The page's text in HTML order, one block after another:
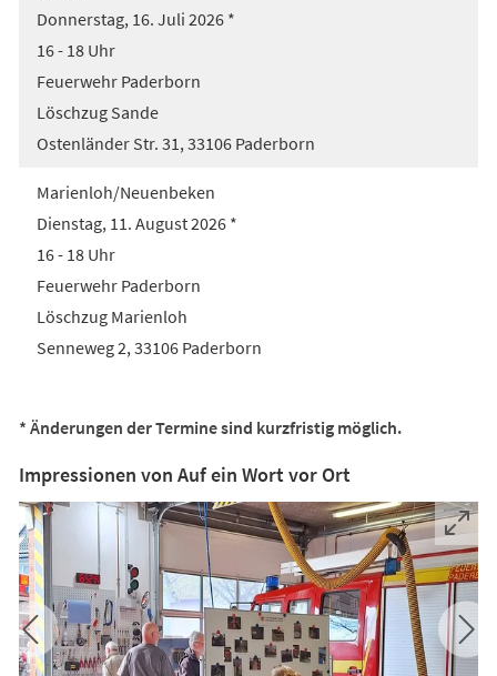
Donnerstag, 16. Juli 2026 *
16 - 18 Uhr
Feuerwehr Paderborn
Löschzug Sande
Ostenländer Str. 31, 33106 Paderborn
Marienloh/Neuenbeken
Dienstag, 11. August 2026 *
16 - 18 Uhr
Feuerwehr Paderborn
Löschzug Marienloh
Senneweg 2, 33106 Paderborn
* Änderungen der Termine sind kurzfristig möglich.
Impressionen von Auf ein Wort vor Ort